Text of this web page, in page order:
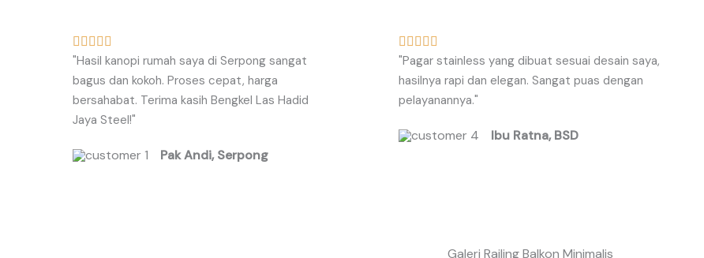
    
a
t
e
d
o
"Hasil kanopi rumah saya di Serpong sangat
bagus dan kokoh. Proses cepat, harga
bersahabat. Terima kasih Bengkel Las Hadid
Jaya Steel!"
Pak Andi, Serpong
    
a
t
e
5
"Pagar stainless yang dibuat sesuai desain saya,
hasilnya rapi dan elegan. Sangat puas dengan
pelayanannya."
Ibu Ratna, BSD
Galeri Railing Balkon Minimalis